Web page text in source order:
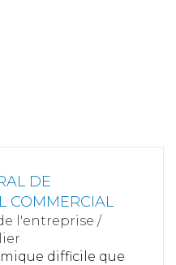
DE
COMMERCIAL
l'entreprise /
difficile que